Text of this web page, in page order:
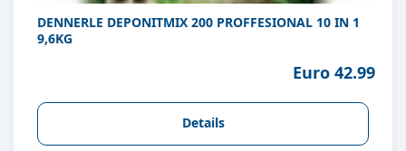
DENNERLE DEPONITMIX 200 PROFFESIONAL 10 IN 1
9,6KG
Euro 42.99
Details